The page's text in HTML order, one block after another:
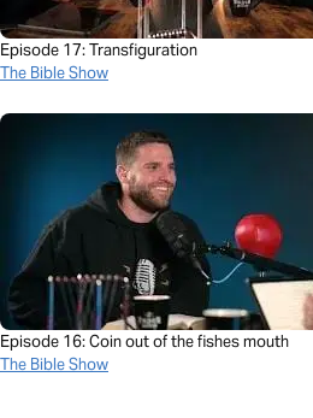
Episode 17: Transfiguration
The Bible Show
Episode 16: Coin out of the fishes mouth
The Bible Show